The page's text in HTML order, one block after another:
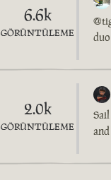
6.6k
GÖRÜNTÜLEME
2.0k
GÖRÜNTÜLEME